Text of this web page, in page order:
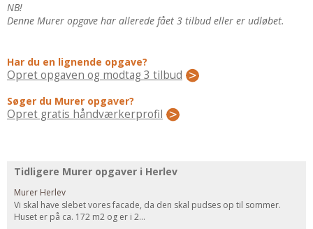
Om Materialer
VVS
Montage Og Udskiftning
Reparation Og Vedligehold
Varme Og Energi
Udendørs
Kan Det Males?
NB!
Denne Murer opgave har allerede fået 3 tilbud eller er udløbet.
Har du en lignende opgave?
Opret opgaven og modtag 3 tilbud
Søger du Murer opgaver?
Opret gratis håndværkerprofil
Tidligere Murer opgaver i Herlev
Murer Herlev
Vi skal have slebet vores facade, da den skal pudses op til sommer.
Huset er på ca. 172 m2 og er i 2...